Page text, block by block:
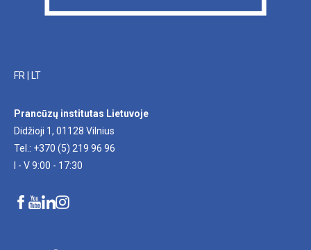
FR LT
Prancūzų institutas Lietuvoje
Didžioji 1, 01128 Vilnius
Tel.: +370 (5) 219 96 96
I - V 9:00 - 17:30